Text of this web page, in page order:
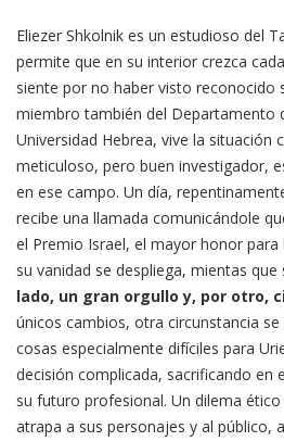
Eliezer Shkolnik es un estudioso del
permite que en su interior crezca
siente por no haber visto reconocido
miembro también del Departamento
Universidad Hebrea, vive la situación
meticuloso, pero buen investigador,
en ese campo. Un día,
recibe una llamada comunicándole
el Premio Israel, el mayor honor
su vanidad se despliega, mientas
lado, un gran orgullo y, por otro,
únicos cambios, otra circunstancia
cosas especialmente difíciles para
decisión complicada, sacrificando en
su futuro profesional. Un dilema ético
atrapa a sus personajes y al público,